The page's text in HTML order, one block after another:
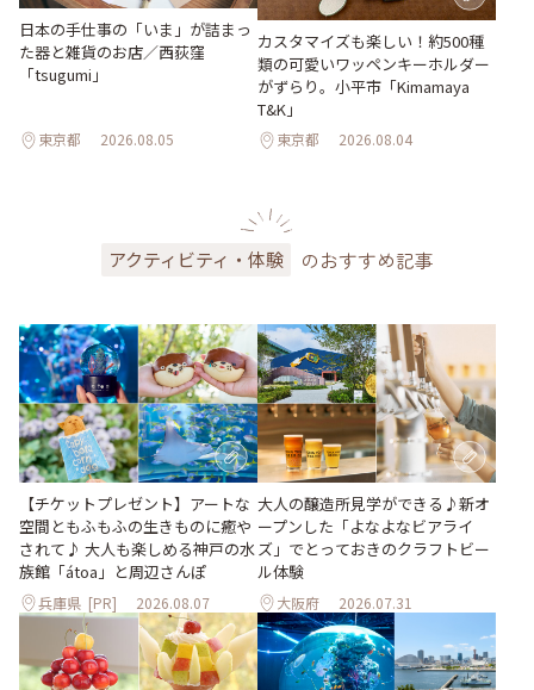
日本の手仕事の「いま」が詰まっ
た器と雑貨のお店／西荻窪
「tsugumi」
東京都 2026.08.05
カスタマイズも楽しい！約500種
類の可愛いワッペンキーホルダー
がずらり。小平市「Kimamaya
T&K」
東京都 2026.08.04
アクティビティ・体験 のおすすめ記事
【チケットプレゼント】アートな
空間ともふもふの生きものに癒や
されて♪ 大人も楽しめる神戸の水
族館「átoa」と周辺さんぽ
兵庫県 [PR] 2026.08.07
大人の醸造所見学ができる♪新オ
ープンした「よなよなビアライ
ズ」でとっておきのクラフトビー
ル体験
大阪府 2026.07.31